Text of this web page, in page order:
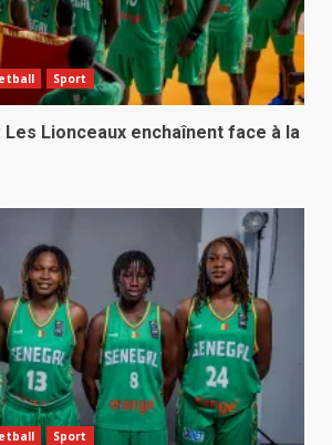
Sport
Lionceaux enchaînent face à la
Sport